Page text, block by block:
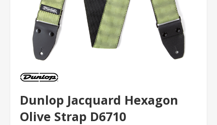
Dunlop Jacquard Hexagon
Olive Strap D6710